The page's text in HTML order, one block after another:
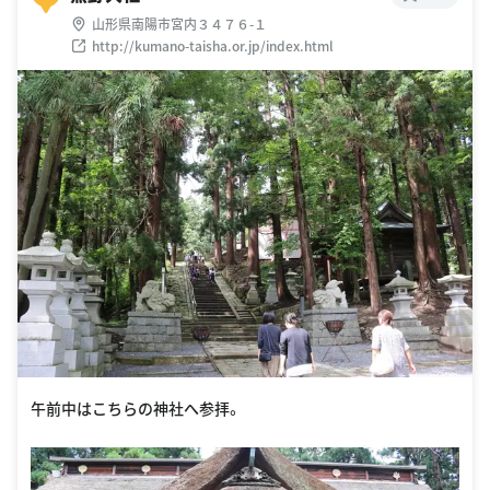
山形県南陽市宮内３４７６-１
http://kumano-taisha.or.jp/index.html
午前中はこちらの神社へ参拝。